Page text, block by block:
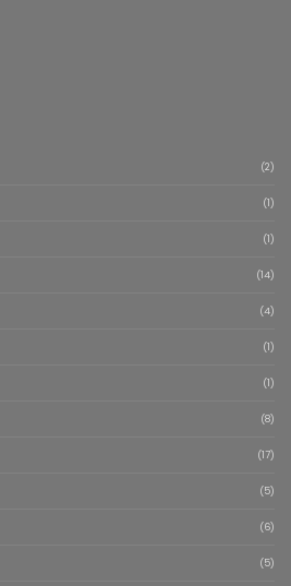
(2)
(1)
(1)
(14)
(4)
(1)
(1)
(8)
(17)
(5)
(6)
(5)